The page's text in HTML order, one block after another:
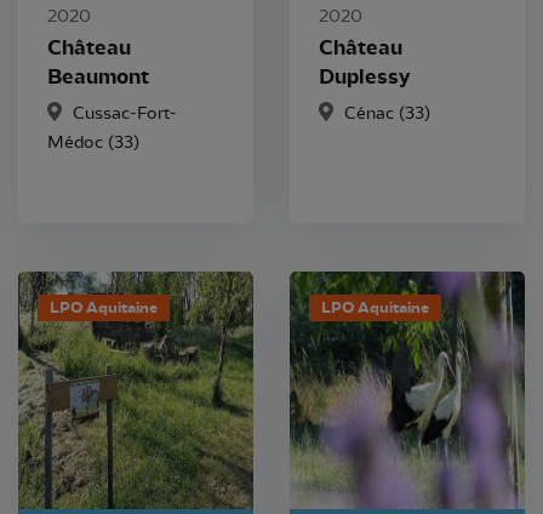
2020
Château
Beaumont
Cussac-Fort-
Médoc (33)
2020
Château
Duplessy
Cénac (33)
LPO Aquitaine LPO Aquitaine